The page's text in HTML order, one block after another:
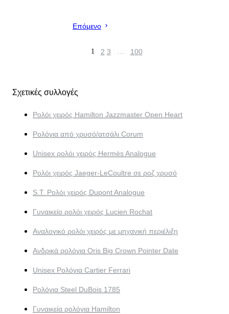
Επόμενο
1 2 3 … 100
Σχετικές συλλογές
Ρολόι χειρός Hamilton Jazzmaster Open Heart
Ρολόγια από χρυσό/ατσάλι Corum
Unisex ρολόι χειρός Hermès Analogue
Ρολόι χειρός Jaeger-LeCoultre σε ροζ χρυσό
S.T. Ρολόι χειρός Dupont Analogue
Γυναικείο ρολόι χειρός Lucien Rochat
Αναλογικό ρολόι χειρός με μηχανική περιέλιξη
Ανδρικά ρολόγια Oris Big Crown Pointer Date
Unisex Ρολόγια Cartier Ferrari
Ρολόγια Steel DuBois 1785
Γυναικεία ρολόγια Hamilton